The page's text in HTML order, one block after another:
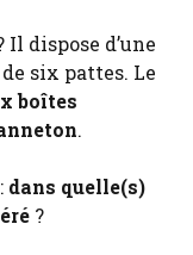
dispose d’une
six pattes. Le
boîtes
.
dans quelle(s)
?